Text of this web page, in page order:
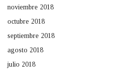
noviembre 2018
octubre 2018
septiembre 2018
agosto 2018
julio 2018